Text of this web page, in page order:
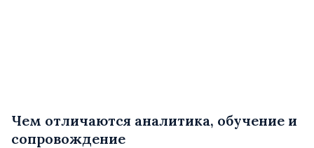
Чем отличаются аналитика, обучение и
сопровождение